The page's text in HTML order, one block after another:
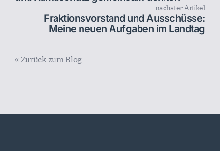
nächster Artikel
Fraktionsvorstand und Ausschüsse:
Meine neuen Aufgaben im Landtag
« Zurück zum Blog